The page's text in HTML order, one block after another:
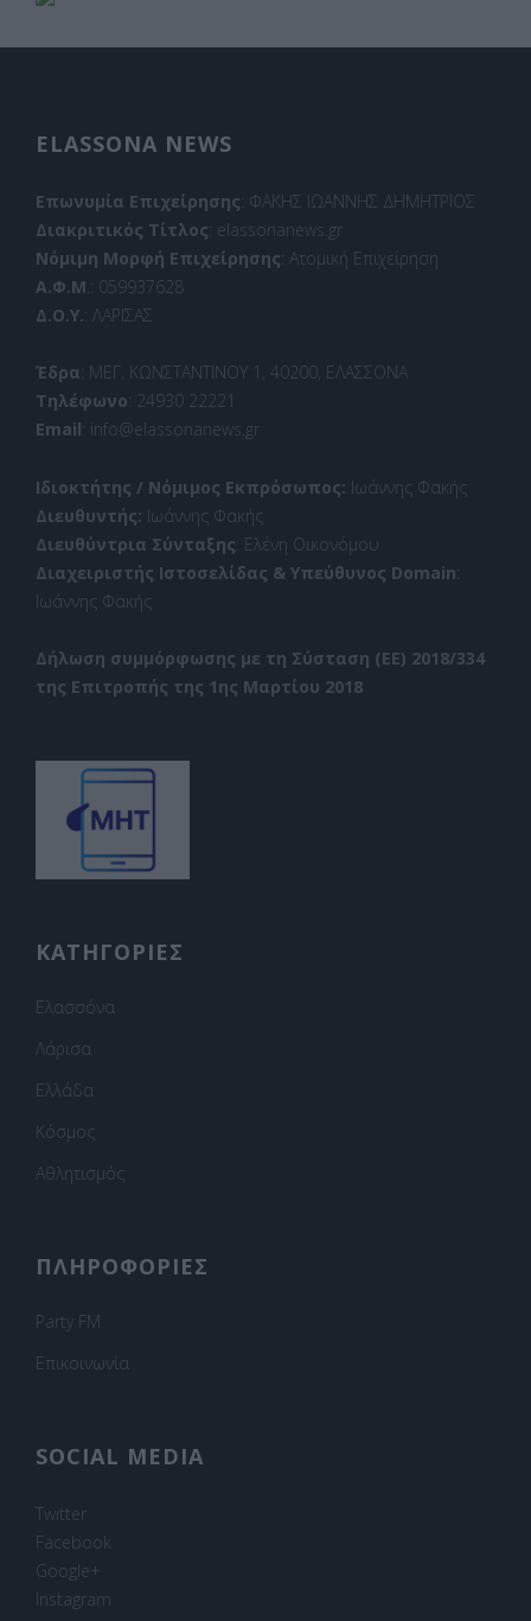
ELASSONA NEWS
Επωνυμία Επιχείρησης: ΦΑΚΗΣ ΙΩΑΝΝΗΣ ΔΗΜΗΤΡΙΟΣ
Διακριτικός Τίτλος: elassonanews.gr
Νόμιμη Μορφή Επιχείρησης: Ατομική Επιχείρηση
Α.Φ.Μ.: 059937628
Δ.Ο.Υ.: ΛΑΡΙΣΑΣ
Έδρα: ΜΕΓ. ΚΩΝΣΤΑΝΤΙΝΟΥ 1, 40200, ΕΛΑΣΣΟΝΑ
Τηλέφωνο: 24930 22221
Email: info@elassonanews.gr
Ιδιοκτήτης / Νόμιμος Εκπρόσωπος: Ιωάννης Φακής
Διευθυντής: Ιωάννης Φακής
Διευθύντρια Σύνταξης: Ελένη Οικονόμου
Διαχειριστής Ιστοσελίδας & Υπεύθυνος Domain:
Ιωάννης Φακής
Δήλωση συμμόρφωσης με τη Σύσταση (ΕΕ) 2018/334
της Επιτροπής της 1ης Μαρτίου 2018
ΚΑΤΗΓΟΡΙΕΣ
Ελασσόνα
Λάρισα
Ελλάδα
Κόσμος
Αθλητισμός
ΠΛΗΡΟΦΟΡΙΕΣ
Party FM
Επικοινωνία
SOCIAL MEDIA
Twitter
Facebook
Google+
Instagram